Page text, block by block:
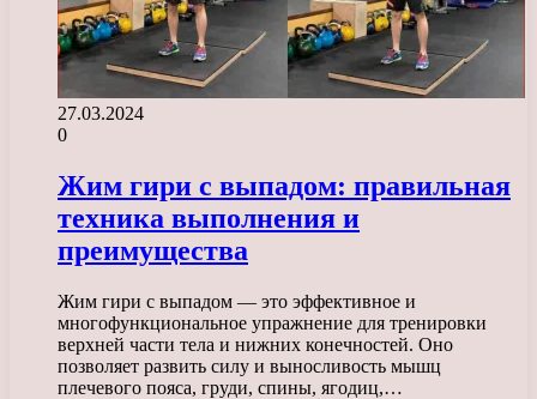
27.03.2024
0
Жим гири с выпадом: правильная
техника выполнения и
преимущества
Жим гири с выпадом — это эффективное и
многофункциональное упражнение для тренировки
верхней части тела и нижних конечностей. Оно
позволяет развить силу и выносливость мышц
плечевого пояса, груди, спины, ягодиц,…